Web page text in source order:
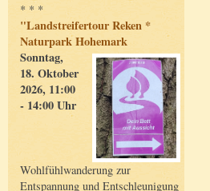
* * *
"Landstreifertour Reken *
Naturpark Hohemark
Sonntag,
18. Oktober
2026, 11:00
- 14:00 Uhr
Wohlfühlwanderung zur
Entspannung und Entschleunigung